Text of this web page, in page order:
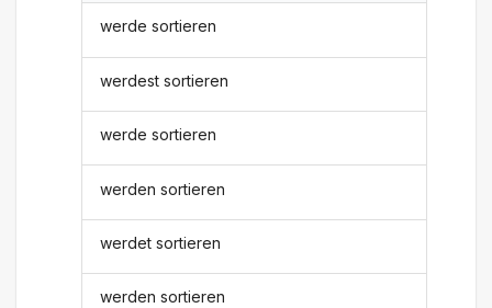
werde sortieren
werdest sortieren
werde sortieren
werden sortieren
werdet sortieren
werden sortieren